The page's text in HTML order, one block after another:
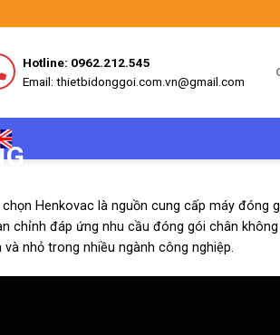
Hotline: 0962.212.545
Email: thietbidonggoi.com.vn@gmail.com
Henkovac là nguồn cung cấp máy đóng
chỉnh đáp ứng nhu cầu đóng gói chân
nhỏ trong nhiều ngành công nghiệp.